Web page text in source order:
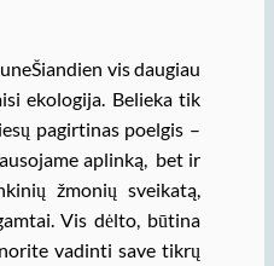
Šiandien vis daugiau
ekologija. Belieka tik
pagirtinas poelgis –
aplinką, bet ir
žmonių sveikatą,
Vis dėlto, būtina
vadinti save tikrų